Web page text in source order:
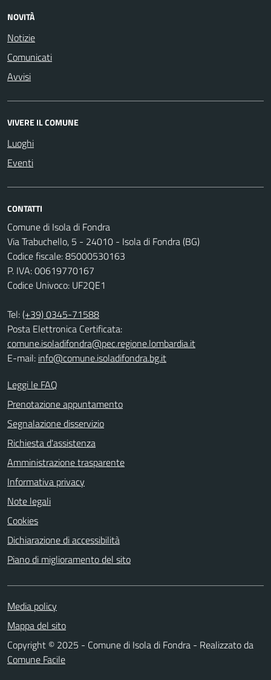
NOVITÀ
Notizie
Comunicati
Avvisi
VIVERE IL COMUNE
Luoghi
Eventi
CONTATTI
Comune di Isola di Fondra
Via Trabuchello, 5 - 24010 - Isola di Fondra (BG)
Codice fiscale: 85000530163
P. IVA: 00619770167
Codice Univoco: UF2QE1
Tel:(+39) 0345-71588
Posta Elettronica Certificata:
comune.isoladifondra@pec.regione.lombardia.it
E-mail: info@comune.isoladifondra.bg.it
Leggi le FAQ
Prenotazione appuntamento
Segnalazione disservizio
Richiesta d'assistenza
Amministrazione trasparente
Informativa privacy
Note legali
Cookies
Dichiarazione di accessibilità
Piano di miglioramento del sito
Media policy
Mappa del sito
Copyright © 2025 - Comune di Isola di Fondra - Realizzato da
Comune Facile